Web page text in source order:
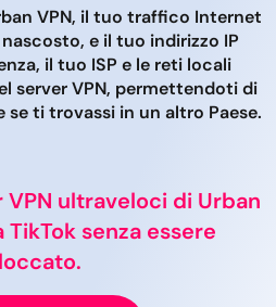
VPN, il tuo traffico Internet
e il tuo indirizzo IP
il tuo ISP e le reti locali
server VPN, permettendoti di
se ti trovassi in un altro Paese.
ultraveloci di Urban
TikTok senza essere